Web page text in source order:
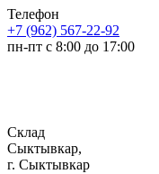
Телефон
+7 (962) 567-22-92
пн-пт с 8:00 до 17:00
Склад
Сыктывкар,
г. Сыктывкар